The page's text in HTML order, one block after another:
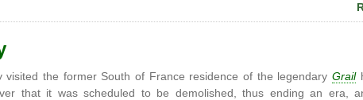
visited the former South of France residence of the legendary Grail
that it was scheduled to be demolished, thus ending an era,